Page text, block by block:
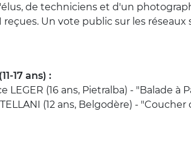
de techniciens et d'un
reçues. Un vote public sur les
17 ans) :
LEGER (16 ans, Pietralba) - "Balade à
(12 ans, Belgodère) - "Coucher